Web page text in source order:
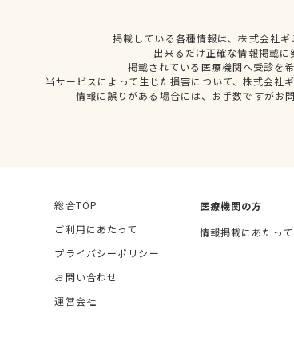
掲載している各種情報は、株式会社
出来るだけ正確な情報掲載
掲載されている医療機関へ受診を
当サービスによって生じた損害について、株式会社
情報に誤りがある場合には、お手数ですがお
総合TOP
ご利用にあたって
プライバシーポリシー
お問い合わせ
運営会社
医療機関の方
情報掲載にあたって